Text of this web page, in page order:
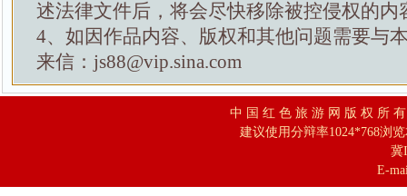
述法律文件后，将会尽快移除被控侵权的内
4、如因作品内容、版权和其他问题需要与
来信：js88@vip.sina.com
中 国 红 色 旅 游 网 版 权 所
建议使用分辩率1024*768浏
冀
E-